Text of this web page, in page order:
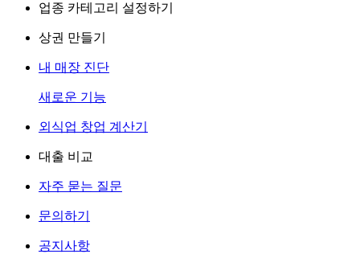
업종 카테고리 설정하기
상권 만들기
내 매장 진단
새로운 기능
외식업 창업 계산기
대출 비교
자주 묻는 질문
문의하기
공지사항